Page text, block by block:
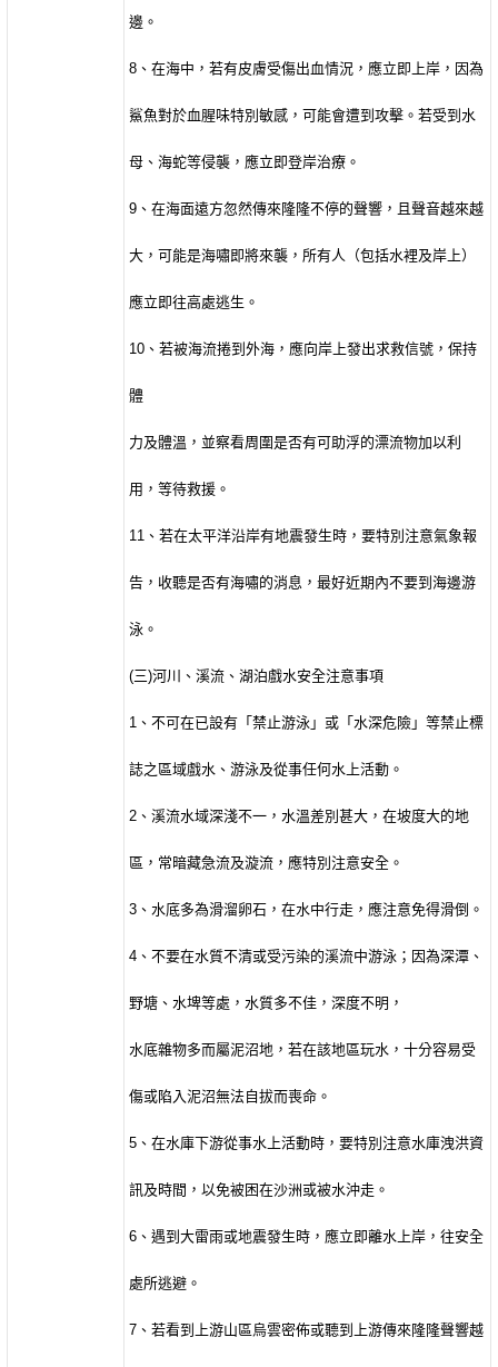
邊。
8 、在海中，若有皮膚受傷出血情況，應立即上岸，因為
鯊魚對於血腥味特別敏感，可能會遭到攻擊。若受到水
母、海蛇等侵襲，應立即登岸治療。
9 、在海面遠方忽然傳來隆隆不停的聲響，且聲音越來越
大，可能是海嘯即將來襲，所有人（包括水裡及岸上）
應立即往高處逃生。
10 、若被海流捲到外海，應向岸上發出求救信號，保持
體
力及體溫，並察看周圍是否有可助浮的漂流物加以利
用，等待救援。
11 、若在太平洋沿岸有地震發生時，要特別注意氣象報
告，收聽是否有海嘯的消息，最好近期內不要到海邊游
泳。
(三)河川、溪流、湖泊戲水安全注意事項
1 、不可在已設有「禁止游泳」或「水深危險」等禁止標
誌之區域戲水、游泳及從事任何水上活動。
2 、溪流水域深淺不一，水溫差別甚大，在坡度大的地
區，常暗藏急流及漩流，應特別注意安全。
3 、水底多為滑溜卵石，在水中行走，應注意免得滑倒。
4 、不要在水質不清或受污染的溪流中游泳；因為深潭、
野塘、水埤等處，水質多不佳，深度不明，
水底雜物多而屬泥沼地，若在該地區玩水，十分容易受
傷或陷入泥沼無法自拔而喪命。
5 、在水庫下游從事水上活動時，要特別注意水庫洩洪資
訊及時間，以免被困在沙洲或被水沖走。
6 、遇到大雷雨或地震發生時，應立即離水上岸，往安全
處所逃避。
7 、若看到上游山區烏雲密佈或聽到上游傳來隆隆聲響越